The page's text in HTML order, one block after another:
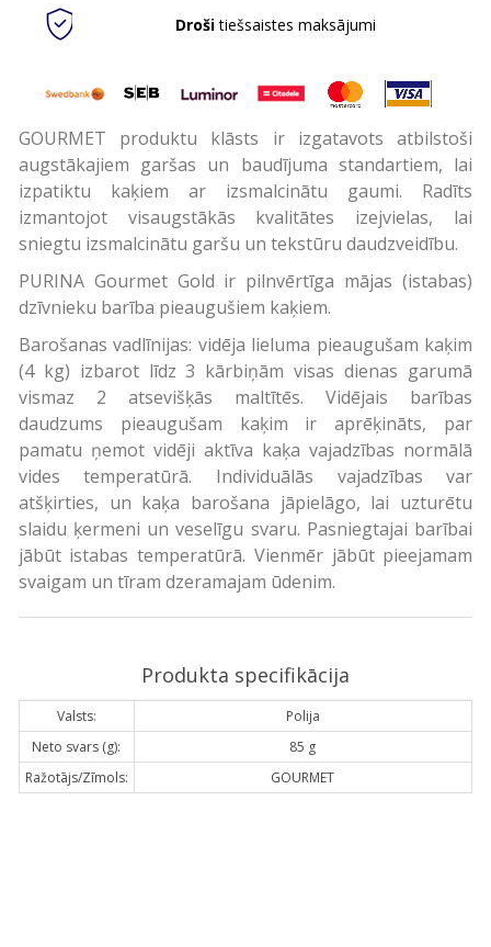
Drošitiešsaistes maksājumi
GOURMET produktu klāsts ir izgatavots atbilstoši
augstākajiem garšas un baudījuma standartiem, lai
izpatiktu kaķiem ar izsmalcinātu gaumi. Radīts
izmantojot visaugstākās kvalitātes izejvielas, lai
sniegtu izsmalcinātu garšu un tekstūru daudzveidību.
PURINA Gourmet Gold ir pilnvērtīga mājas (istabas)
dzīvnieku barība pieaugušiem kaķiem.
Barošanas vadlīnijas: vidēja lieluma pieaugušam kaķim
(4 kg) izbarot līdz 3 kārbiņām visas dienas garumā
vismaz 2 atsevišķās maltītēs. Vidējais barības
daudzums pieaugušam kaķim ir aprēķināts, par
pamatu ņemot vidēji aktīva kaķa vajadzības normālā
vides temperatūrā. Individuālās vajadzības var
atšķirties, un kaķa barošana jāpielāgo, lai uzturētu
slaidu ķermeni un veselīgu svaru. Pasniegtajai barībai
jābūt istabas temperatūrā. Vienmēr jābūt pieejamam
svaigam un tīram dzeramajam ūdenim.
Produkta specifikācija
Valsts:
Polija
Neto svars (g):
85 g
Ražotājs/Zīmols:
GOURMET